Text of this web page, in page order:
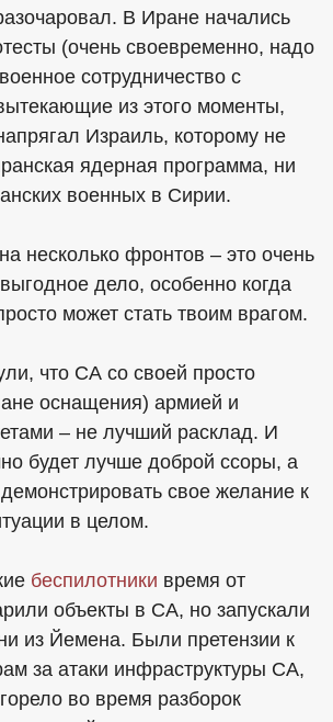
В Иране начались
(очень своевременно, надо
сотрудничество с
из этого моменты,
Израиль, которому не
ядерная программа, ни
военных в Сирии.
несколько фронтов – это очень
дело, особенно когда
может стать твоим врагом.
что СА со своей просто
оснащения) армией и
– не лучший расклад. И
будет лучше доброй ссоры, а
свое желание к
в целом.
беспилотники время от
объекты в СА, но запускали
из Йемена. Были претензии к
за атаки инфраструктуры СА,
во время разборок